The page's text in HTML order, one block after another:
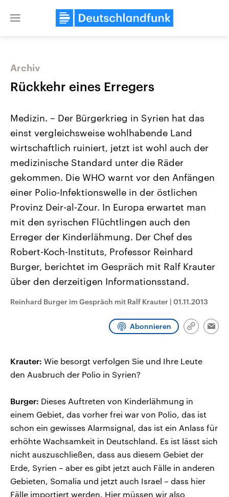
Close
Landtagswahl Sachsen-Anhalt
Alle Informationen
Sachsen-Anhalt wählt am 6.
September 2026 einen neuen
Landtag. Seit 2021 wird das
Bundesland von einer Koalition aus
CDU, SPD und FDP regiert.-
Umfragen, Prognosen,
Wahlprogramme, aktuelle Berichte
und Kandidaten der anstehenden
Wahl.
USA
Aktuelle Beiträge,
Hintergründe
Wirtschaftlich und
gehören die Vereinigten
den mächtigsten Ländern
mit großem Einfluss auf
aktuelle Weltgeschehen.
Audio-Archiv
Archiv
Rückkehr eines Erregers
Medizin. – Der Bürgerkrieg in Syrien hat das
einst vergleichsweise wohlhabende Land
wirtschaftlich ruiniert, jetzt ist wohl auch der
medizinische Standard unter die Räder
gekommen. Die WHO warnt vor den Anfängen
einer Polio-Infektionswelle in der östlichen
Provinz Deir-al-Zour. In Europa erwartet man
mit den syrischen Flüchtlingen auch den
Erreger der Kinderlähmung. Der Chef des
Robert-Koch-Instituts, Professor Reinhard
Burger, berichtet im Gespräch mit Ralf Krauter
über den derzeitigen Informationsstand.
Reinhard Burger im Gespräch mit Ralf Krauter | 01.11.2013
Abonnieren
Link
Krauter: Wie besorgt verfolgen Sie und Ihre Leute
den Ausbruch der Polio in Syrien?
Burger: Dieses Auftreten von Kinderlähmung in
einem Gebiet, das vorher frei war von Polio, das ist
schon ein gewisses Alarmsignal, das ist ein Anlass für
erhöhte Wachsamkeit in Deutschland. Es ist lässt sich
nicht auszuschließen, dass aus diesem Gebiet der
Erde, Syrien – aber es gibt jetzt auch Fälle in anderen
Gebieten, Somalia und jetzt auch Israel – dass hier
Fälle importiert werden. Hier müssen wir also